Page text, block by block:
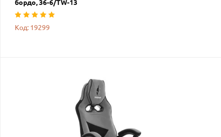
бордо, 36-6/TW-13
Код: 19299